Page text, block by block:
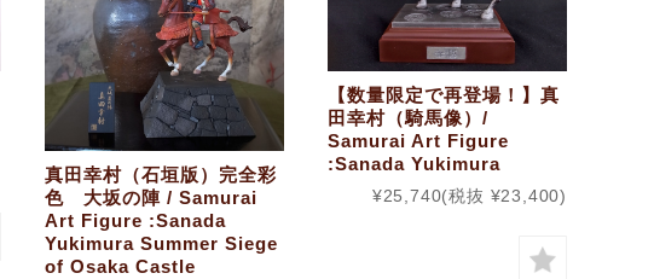
真田幸村（石垣版）完全彩
色 大坂の陣 / Samurai
Art Figure :Sanada
Yukimura Summer Siege
of Osaka Castle
【数量限定で再登場！】真
田幸村（騎馬像）/
Samurai Art Figure
:Sanada Yukimura
¥25,740(税抜 ¥23,400)